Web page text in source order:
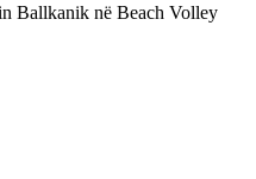
Ballkanik në Beach Volley